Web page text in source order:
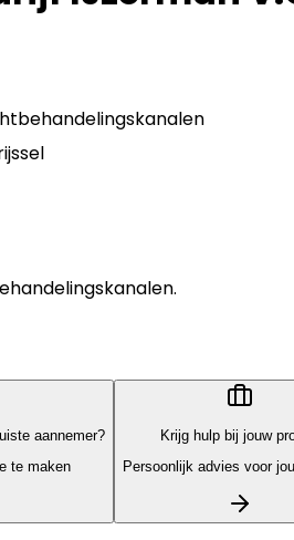
aannemer?
te maken
Krijg hulp bij jouw
Persoonlijk advies voor